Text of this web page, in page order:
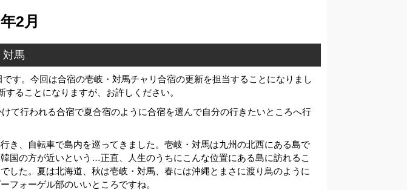
2月
対馬
す。今回は合宿の壱岐・対馬チャリ合宿の更新を担当することになりまし
ることになりますが、お許しください。
て行われる合宿で夏合宿のように合宿を選んで自分の行きたいところへ行
き、自転車で島内を巡ってきました。壱岐・対馬は九州の北西にある島で
国の方が近いという…正直、人生のうちにこんな位置にある島に訪れるこ
した。夏は北海道、秋は壱岐・対馬、春には沖縄とまさに渡り鳥のように
フォーゲル部のいいところですね。